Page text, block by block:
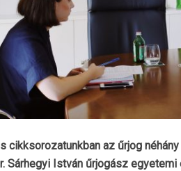
cikksorozatunkban az űrjog
Sárhegyi István űrjogász